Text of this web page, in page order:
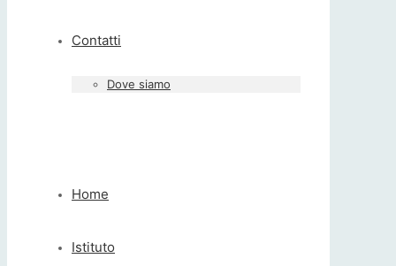
Contatti
Dove siamo
Home
Istituto